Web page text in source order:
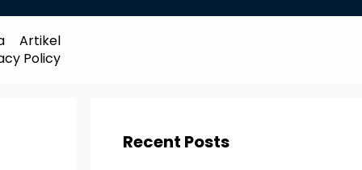
Artikel
Policy
Recent Posts